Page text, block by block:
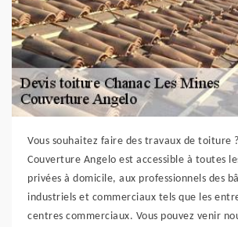
Vous souhaitez faire des travaux de toiture
Couverture Angelo est accessible à toutes
privées à domicile, aux professionnels des
industriels et commerciaux tels que les
centres commerciaux. Vous pouvez venir